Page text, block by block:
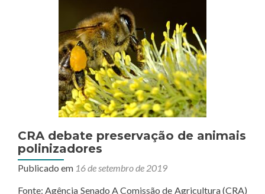
CRA debate preservação de animais
polinizadores
Publicado em 16 de setembro de 2019
Fonte: Agência Senado A Comissão de Agricultura (CRA)